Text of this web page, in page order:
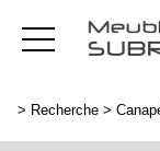
> Recherche >